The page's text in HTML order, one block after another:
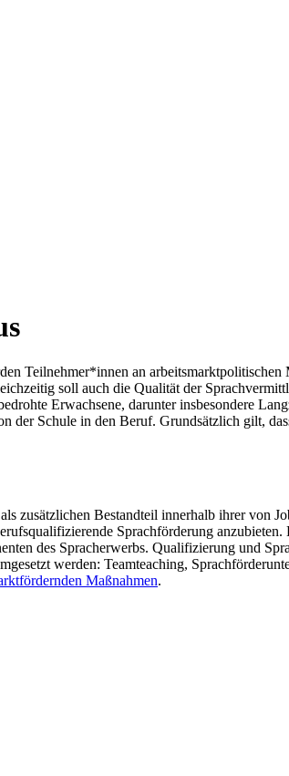
Teilnehmer*innen an
soll auch die Qualität der
Erwachsene, darunter insbesondere
Schule in den Beruf. Grundsätzlich gilt,
Bestandteil innerhalb ihrer von
Sprachförderung
des Spracherwerbs. Qualifizierung und
werden: Teamteaching,
Maßnahmen.